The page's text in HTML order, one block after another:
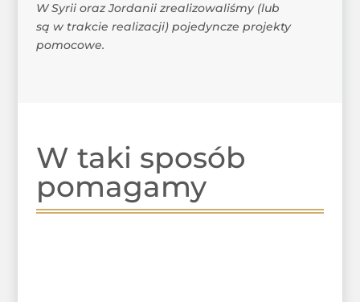
W Syrii oraz Jordanii zrealizowaliśmy (lub
są w trakcie realizacji) pojedyncze projekty
pomocowe.
W taki sposób
pomagamy